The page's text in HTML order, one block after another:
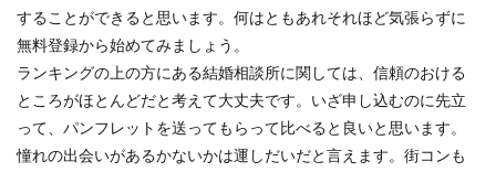
することができると思います。何はともあれそれほど気張らずに
無料登録から始めてみましょう。
ランキングの上の方にある結婚相談所に関しては、信頼のおける
ところがほとんどだと考えて大丈夫です。いざ申し込むのに先立
って、パンフレットを送ってもらって比べると良いと思います。
憧れの出会いがあるかないかは運しだいだと言えます。街コンも